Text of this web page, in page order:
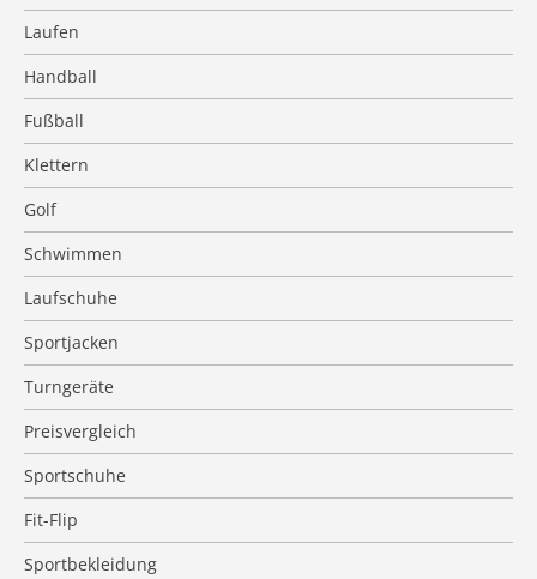
Laufen
Handball
Fußball
Klettern
Golf
Schwimmen
Laufschuhe
Sportjacken
Turngeräte
Preisvergleich
Sportschuhe
Fit-Flip
Sportbekleidung